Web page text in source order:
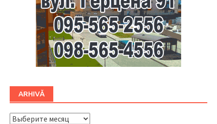
ARHIVĂ
ARHIVĂ